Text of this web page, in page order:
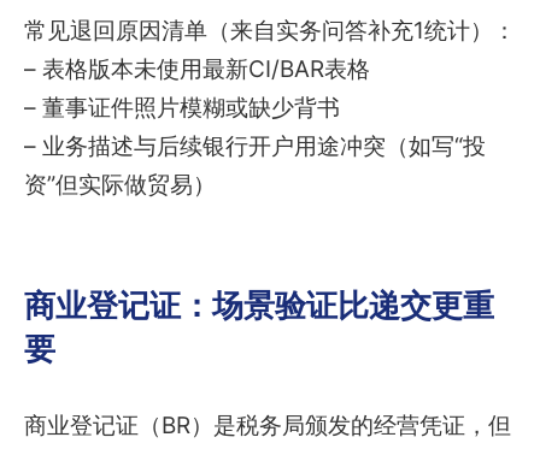
常见退回原因清单（来自实务问答补充1统计）：
– 表格版本未使用最新CI/BAR表格
– 董事证件照片模糊或缺少背书
– 业务描述与后续银行开户用途冲突（如写“投
资”但实际做贸易）
商业登记证：场景验证比递交更重
要
商业登记证（BR）是税务局颁发的经营凭证，但